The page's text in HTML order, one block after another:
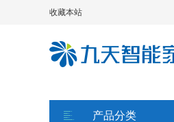
收藏本站
产品分类